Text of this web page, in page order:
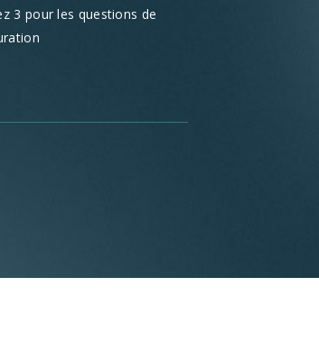
3 pour les questions de